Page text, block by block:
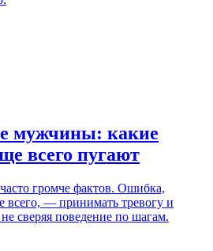
мужчины: какие
всего пугают
громче фактов. Ошибка,
всего, — принимать тревогу и
не сверяя поведение по шагам.